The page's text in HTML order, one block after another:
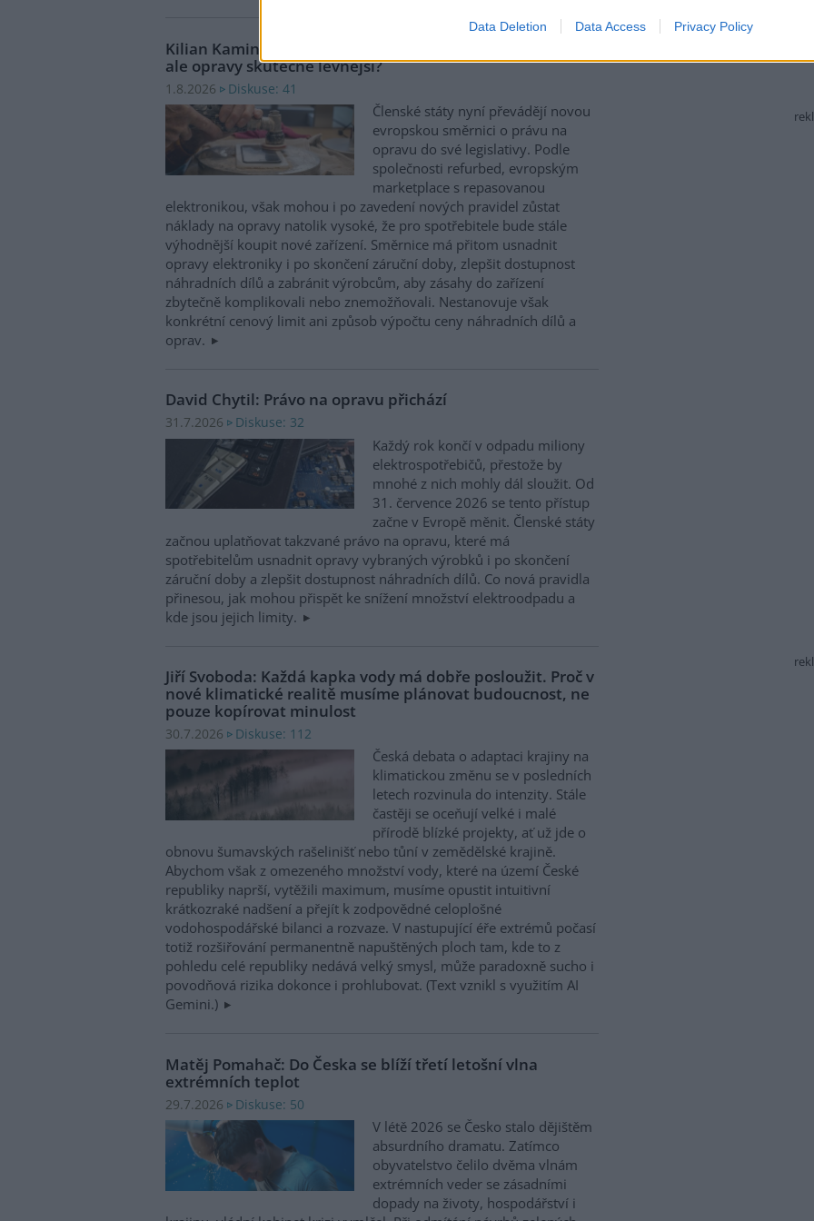
Data Deletion Data Access Privacy Policy
Kilian Kaminski: Evropa slibuje právo na opravu. Budou
ale opravy skutečně levnější?
1.8.2026 Diskuse: 41
Členské státy nyní převádějí novou
evropskou směrnici o právu na
opravu do své legislativy. Podle
společnosti refurbed, evropským
marketplace s repasovanou
elektronikou, však mohou i po zavedení nových pravidel zůstat
náklady na opravy natolik vysoké, že pro spotřebitele bude stále
výhodnější koupit nové zařízení. Směrnice má přitom usnadnit
opravy elektroniky i po skončení záruční doby, zlepšit dostupnost
náhradních dílů a zabránit výrobcům, aby zásahy do zařízení
zbytečně komplikovali nebo znemožňovali. Nestanovuje však
konkrétní cenový limit ani způsob výpočtu ceny náhradních dílů a
oprav.
David Chytil: Právo na opravu přichází
31.7.2026 Diskuse: 32
Každý rok končí v odpadu miliony
elektrospotřebičů, přestože by
mnohé z nich mohly dál sloužit. Od
31. července 2026 se tento přístup
začne v Evropě měnit. Členské státy
začnou uplatňovat takzvané právo na opravu, které má
spotřebitelům usnadnit opravy vybraných výrobků i po skončení
záruční doby a zlepšit dostupnost náhradních dílů. Co nová pravidla
přinesou, jak mohou přispět ke snížení množství elektroodpadu a
kde jsou jejich limity.
Jiří Svoboda: Každá kapka vody má dobře posloužit. Proč v
nové klimatické realitě musíme plánovat budoucnost, ne
pouze kopírovat minulost
30.7.2026 Diskuse: 112
Česká debata o adaptaci krajiny na
klimatickou změnu se v posledních
letech rozvinula do intenzity. Stále
častěji se oceňují velké i malé
přírodě blízké projekty, ať už jde o
obnovu šumavských rašelinišť nebo tůní v zemědělské krajině.
Abychom však z omezeného množství vody, které na území České
republiky naprší, vytěžili maximum, musíme opustit intuitivní
krátkozraké nadšení a přejít k zodpovědné celoplošné
vodohospodářské bilanci a rozvaze. V nastupující éře extrémů počasí
totiž rozšiřování permanentně napuštěných ploch tam, kde to z
pohledu celé republiky nedává velký smysl, může paradoxně sucho i
povodňová rizika dokonce i prohlubovat. (Text vznikl s využitím AI
Gemini.)
Matěj Pomahač: Do Česka se blíží třetí letošní vlna
extrémních teplot
29.7.2026 Diskuse: 50
V létě 2026 se Česko stalo dějištěm
absurdního dramatu. Zatímco
obyvatelstvo čelilo dvěma vlnám
extrémních veder se zásadními
dopady na životy, hospodářství i